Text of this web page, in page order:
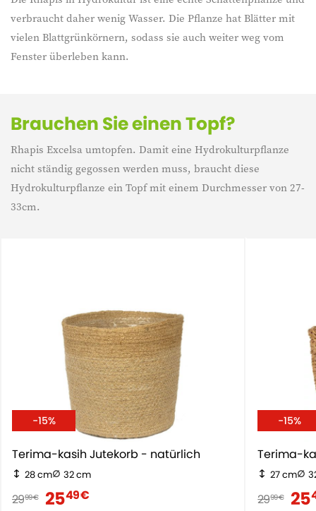
verbraucht daher wenig Wasser. Die Pflanze hat Blätter mit
vielen Blattgrünkörnern, sodass sie auch weiter weg vom
Fenster überleben kann.
Brauchen Sie einen Topf?
Rhapis Excelsa umtopfen. Damit eine Hydrokulturpflanze
nicht ständig gegossen werden muss, braucht diese
Hydrokulturpflanze ein Topf mit einem Durchmesser von 27-
33cm.
-15%
Terima-kasih Jutekorb - natürlich
28 cm 32 cm
2999 € 2549 €
-15%
Terima-
27 cm
2999 € 25